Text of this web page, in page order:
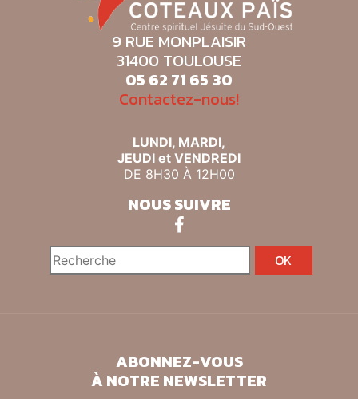
9 RUE MONPLAISIR
31400 TOULOUSE
05 62 71 65 30
Contactez-nous!
LUNDI, MARDI,
JEUDI et VENDREDI
DE 8H30 À 12H00
NOUS SUIVRE
ABONNEZ-VOUS
À NOTRE NEWSLETTER